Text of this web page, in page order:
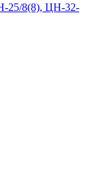
25/8(8), ЦН-32-